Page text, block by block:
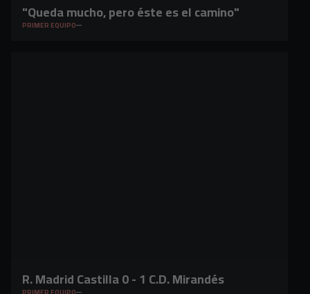
"Queda mucho, pero éste es el camino"
PRIMER EQUIPO
R. Madrid Castilla 0 - 1 C.D. Mirandés